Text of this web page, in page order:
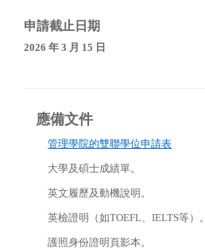
申請截止日期
2026 年 3 月 15 日
應備文件
管理學院的雙聯學位申請表
大學及碩士成績單。
英文履歷及動機說明。
英檢證明（如TOEFL、IELTS等）。
護照身份證明頁影本。